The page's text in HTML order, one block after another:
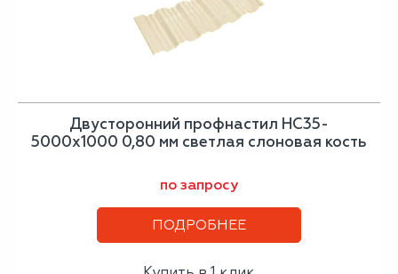
Двусторонний профнастил НС35-
5000х1000 0,80 мм светлая слоновая кость
по запросу
ПОДРОБНЕЕ